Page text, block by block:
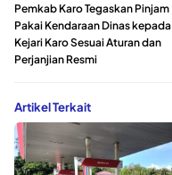
Pemkab Karo Tegaskan Pinjam
Pakai Kendaraan Dinas kepada
Kejari Karo Sesuai Aturan dan
Perjanjian Resmi
Artikel Terkait